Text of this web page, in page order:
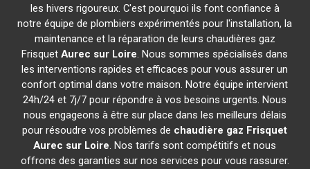
les hivers rigoureux. C'est pourquoi ils font confiance à
notre équipe de plombiers expérimentés pour l'installation, la
maintenance et la réparation de leurs chaudières gaz
FrisquetAurec sur Loire. Nous sommes spécialisés dans
les interventions rapides et efficaces pour vous assurer un
confort optimal dans votre maison. Notre équipe intervient
24h/24 et 7j/7 pour répondre à vos besoins urgents. Nous
nous engageons à être sur place dans les meilleurs délais
pour résoudre vos problèmes de chaudière gaz Frisquet
Aurec sur Loire. Nos tarifs sont compétitifs et nous
offrons des garanties sur nos services pour vous rassurer.